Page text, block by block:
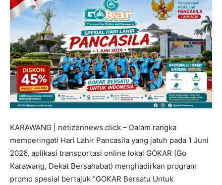
KARAWANG | netizennews.click – Dalam rangka
memperingati Hari Lahir Pancasila yang jatuh pada 1 Juni
2026, aplikasi transportasi online lokal GOKAR (Go
Karawang, Dekat Bersahabat) menghadirkan program
promo spesial bertajuk “GOKAR Bersatu Untuk